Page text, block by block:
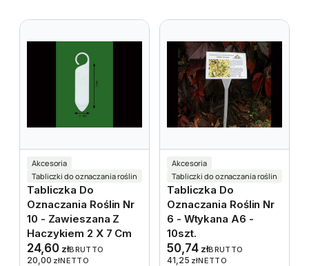
Akcesoria
Tabliczki do oznaczania roślin
Tabliczka Do
Oznaczania Roślin Nr
10 - Zawieszana Z
Haczykiem 2 X 7 Cm
24,60 złBRUTTO
20,00 złNETTO
Akcesoria
Tabliczki do oznaczania roślin
Tabliczka Do
Oznaczania Roślin Nr
6 - Wtykana A6 -
10szt.
50,74 złBRUTTO
41,25 złNETTO